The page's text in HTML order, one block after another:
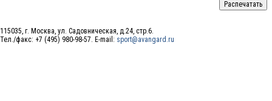
115035, г. Москва, ул. Садовническая, д.24, стр.6.
Тел./факс: +7 (495) 980-98-57. E-mail: sport@avangard.ru